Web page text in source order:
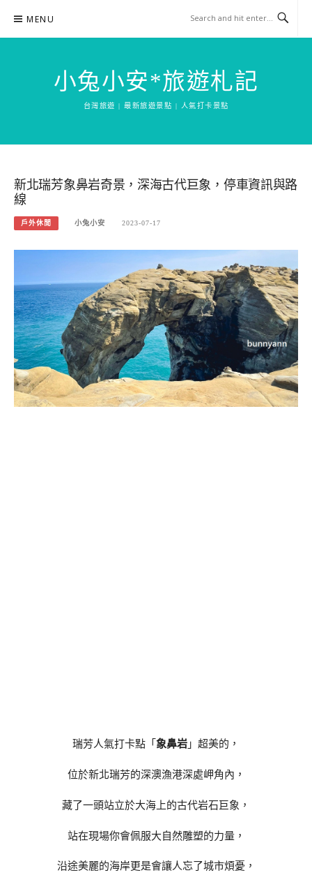
content
MENU
小兔小安*旅遊札記
台灣旅遊 | 最新旅遊景點 | 人氣打卡景點
新北瑞芳象鼻岩奇景，深海古代巨象，停車資訊與路
線
戶外休閒 小兔小安 2023-07-17
瑞芳人氣打卡點「 象鼻岩 」超美的，
位於新北瑞芳的深澳漁港深處岬角內，
藏了一頭站立於大海上的古代岩石巨象，
站在現場你會佩服大自然雕塑的力量，
沿途美麗的海岸更是會讓人忘了城市煩憂，